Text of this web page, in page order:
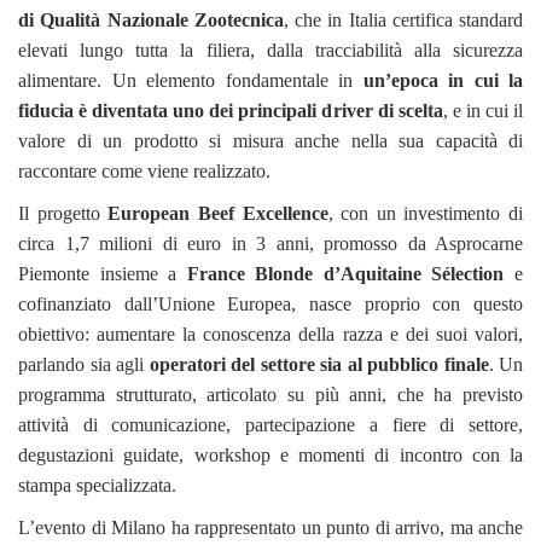
di Qualità Nazionale Zootecnica, che in Italia certifica standard
elevati lungo tutta la filiera, dalla tracciabilità alla sicurezza
alimentare. Un elemento fondamentale in un’epoca in cui la
fiducia è diventata uno dei principali driver di scelta, e in cui il
valore di un prodotto si misura anche nella sua capacità di
raccontare come viene realizzato.
Il progettoEuropean Beef Excellence, con un investimento di
circa 1,7 milioni di euro in 3 anni, promosso da Asprocarne
Piemonte insieme a France Blonde d’Aquitaine Sélection e
cofinanziato dall’Unione Europea, nasce proprio con questo
obiettivo: aumentare la conoscenza della razza e dei suoi valori,
parlando sia agli operatori del settore sia al pubblico finale. Un
programma strutturato, articolato su più anni, che ha previsto
attività di comunicazione, partecipazione a fiere di settore,
degustazioni guidate, workshop e momenti di incontro con la
stampa specializzata.
L’evento di Milano ha rappresentato un punto di arrivo, ma anche